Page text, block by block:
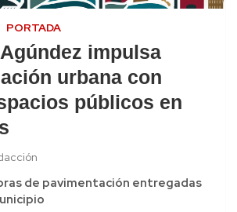
PORTADA
impulsa
urbana con
públicos en
de pavimentación entregadas